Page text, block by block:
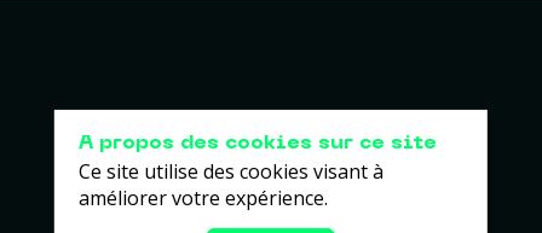
A propos des cookies sur ce site
Ce site utilise des cookies visant à
améliorer votre expérience.